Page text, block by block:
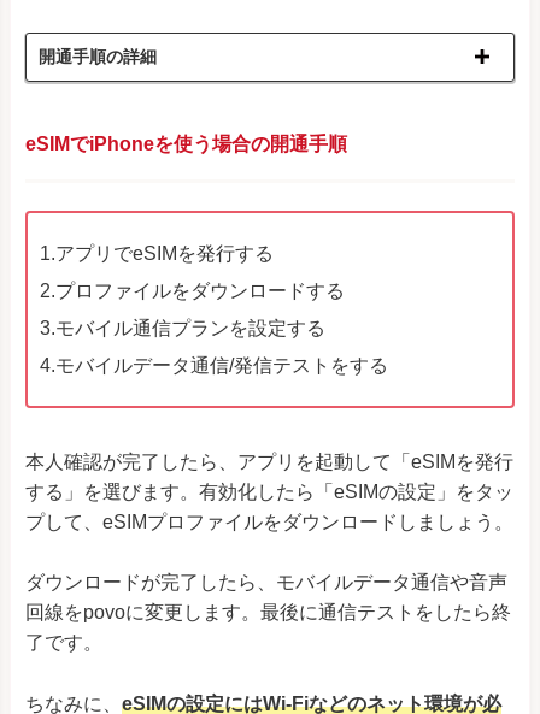
開通手順の詳細
eSIMでiPhoneを使う場合の開通手順
1.アプリでeSIMを発行する
2.プロファイルをダウンロードする
3.モバイル通信プランを設定する
4.モバイルデータ通信/発信テストをする
本人確認が完了したら、アプリを起動して「eSIMを発行
する」を選びます。有効化したら「eSIMの設定」をタッ
プして、eSIMプロファイルをダウンロードしましょう。
ダウンロードが完了したら、モバイルデータ通信や音声
回線をpovoに変更します。最後に通信テストをしたら終
了です。
ちなみに、 eSIMの設定にはWi-Fiなどのネット環境が必